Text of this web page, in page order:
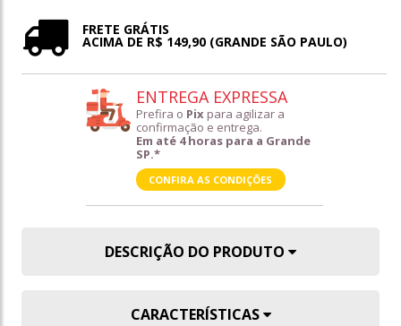
FRETE GRÁTIS
ACIMA DE R$ 149,90 (GRANDE SÃO PAULO)
ENTREGA EXPRESSA
Prefira o Pix para agilizar a
confirmação e entrega.
Em até 4 horas para a Grande
SP.*
CONFIRA AS CONDIÇÕES
DESCRIÇÃO DO PRODUTO
CARACTERÍSTICAS